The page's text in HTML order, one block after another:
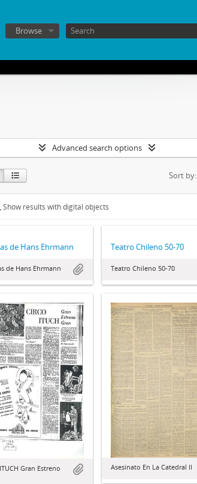
Browse
Advanced search options
Sort by:
Show results with digital objects
de Hans Ehrmann
de Hans Ehrmann
Teatro Chileno 50-70
Teatro Chileno 50-70
Gran Estreno
Asesinato En La Catedral II